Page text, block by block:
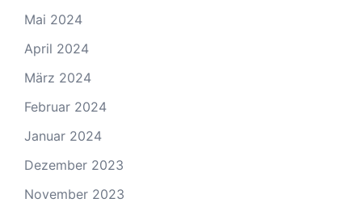
Mai 2024
April 2024
März 2024
Februar 2024
Januar 2024
Dezember 2023
November 2023